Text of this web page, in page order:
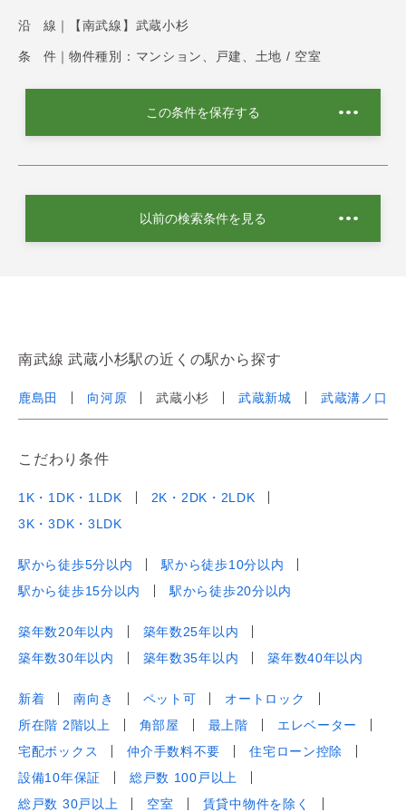
沿 線｜ 【南武線】武蔵小杉
条 件｜ 物件種別：マンション、戸建、土地 / 空室
この条件を保存する
以前の検索条件を見る
南武線 武蔵小杉駅の近くの駅から探す
鹿島田 向河原 武蔵小杉 武蔵新城 武蔵溝ノ口
こだわり条件
1K・1DK・1LDK
2K・2DK・2LDK
3K・3DK・3LDK
駅から徒歩5分以内
駅から徒歩10分以内
駅から徒歩15分以内
駅から徒歩20分以内
築年数20年以内
築年数25年以内
築年数30年以内
築年数35年以内 築年数40年以内
新着 南向き ペット可
オートロック
所在階 2階以上
角部屋 最上階
エレベーター
宅配ボックス
仲介手数料不要
住宅ローン控除
設備10年保証
総戸数 100戸以上
総戸数 30戸以上
空室
賃貸中物件を除く